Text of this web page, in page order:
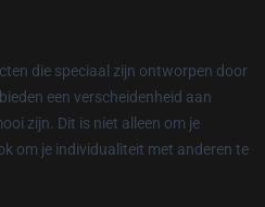
die speciaal zijn ontworpen door
een verscheidenheid aan
zijn. Dit is niet alleen om je
om je individualiteit met anderen te